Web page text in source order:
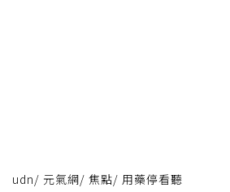
udn/ 元氣網/ 焦點/ 用藥停看聽